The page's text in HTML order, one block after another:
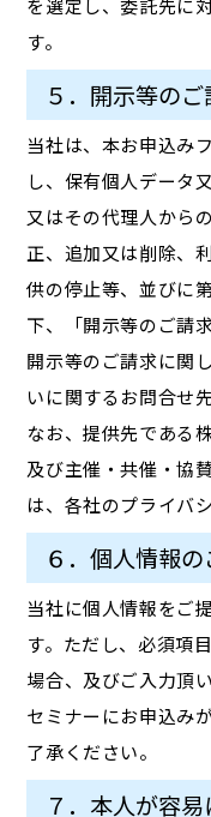
を選定し、委託先に
す。
５．開示等の
当社は、本お申込み
し、保有個人データ
又はその代理人から
正、追加又は削除、
供の停止等、並びに
下、「開示等のご請
開示等のご請求に関
いに関するお問合せ
なお、提供先である
及び主催・共催・協
は、各社のプライバ
６．個人情報
当社に個人情報をご
す。ただし、必須項
場合、及びご入力頂
セミナーにお申込み
了承ください。
７．本人が容